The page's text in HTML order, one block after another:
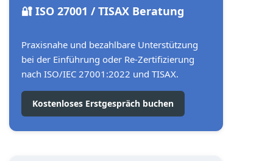
🔐 ISO 27001 / TISAX Beratung
Praxisnahe und bezahlbare Unterstützung
bei der Einführung oder Re-Zertifizierung
nach ISO/IEC 27001:2022 und TISAX.
Kostenloses Erstgespräch buchen